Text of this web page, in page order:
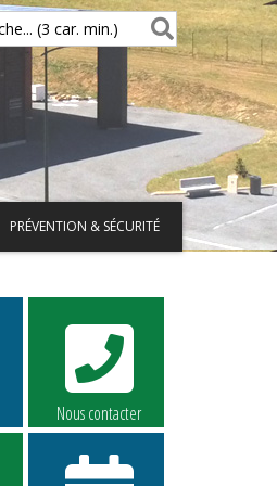
(3 car. min.)
PRÉVENTION & SÉCURITÉ
Nous contacter